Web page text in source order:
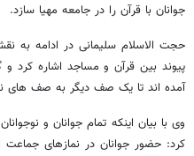
جوانان با قرآن را در جامعه مهیا سازد.
حجت الاسلام سلیمانی در ادامه به
پیوند بین قرآن و مساجد اشاره
آمده اند تا یک صف دیگر به صف های
وی با بیان اینکه تمام جوانان و
کرد: حضور جوانان در نمازهای